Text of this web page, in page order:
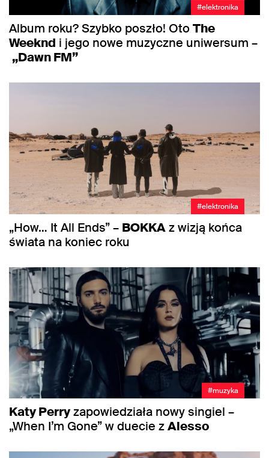
#elektronika
Album roku? Szybko poszło! OtoThe
Weeknd i jego nowe muzyczne uniwersum –
„Dawn FM”
#elektronika
„How… It All Ends” – BOKKAz wizją końca
świata na koniec roku
#muzyka
Katy Perryzapowiedziała nowy singiel –
„When I’m Gone” w duecie zAlesso